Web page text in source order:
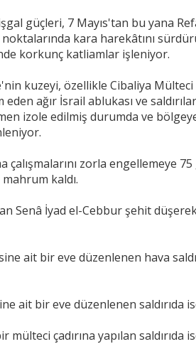
güçleri, 7 Mayıs'tan bu yana
kara harekâtını
korkunç katliamlar işleniyor.
kuzeyi, özellikle Cibaliya
eden ağır İsrail ablukası ve
izole edilmiş durumda ve
zorla engellemeye
kaldı.
Senâ İyad el-Cebbur şehit
ait bir eve düzenlenen hava
ait bir eve düzenlenen saldırıda
çadırına yapılan saldırıda